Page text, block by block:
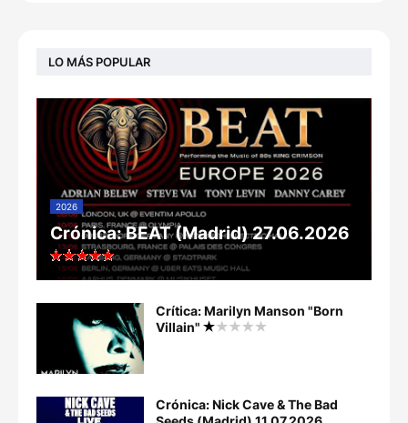
LO MÁS POPULAR
2026
Crónica: BEAT (Madrid) 27.06.2026
Crítica: Marilyn Manson "Born
Villain"
Crónica: Nick Cave & The Bad